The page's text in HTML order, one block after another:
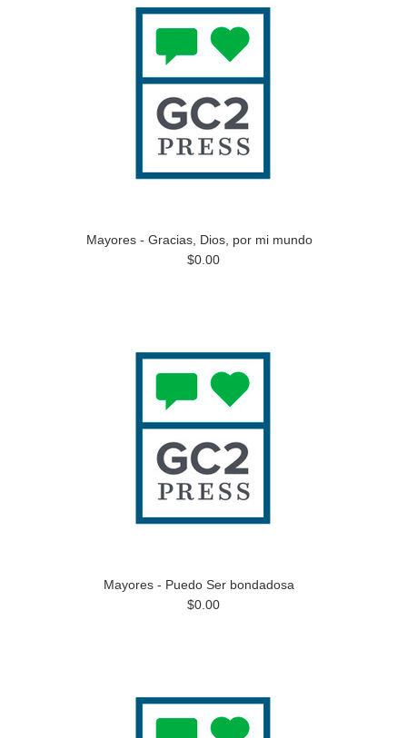
Mayores - Gracias, Dios, por mi mundo
$0.00
Mayores - Puedo Ser bondadosa
$0.00